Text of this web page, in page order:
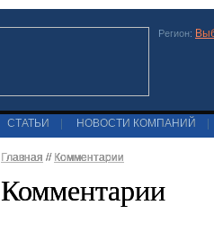
Регион:
СТАТЬИ НОВОСТИ КОМПАНИЙ
Главная // Комментарии
Комментарии